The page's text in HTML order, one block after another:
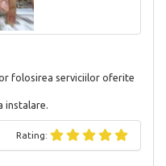
folosirea serviciilor oferite
instalare.
Rating: